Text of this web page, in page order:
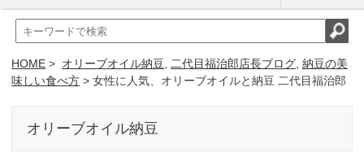
HOME > オリーブオイル納豆 二代目福治郎店長ブログ 納豆の美
味しい食べ方 > 女性に人気、オリーブオイルと納豆 二代目福治郎
オリーブオイル納豆